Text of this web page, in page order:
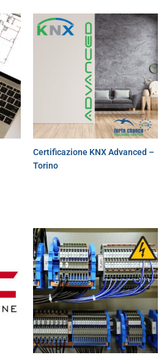
Certificazione KNX Advanced –
Torino